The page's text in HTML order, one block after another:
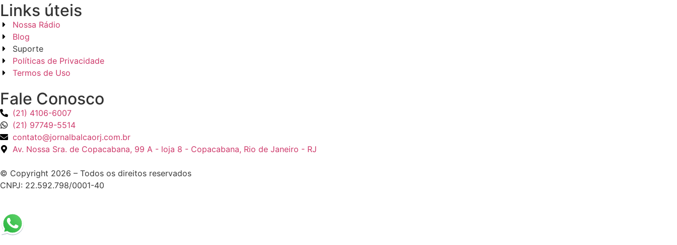
Links úteis
Nossa Rádio
Blog
Suporte
Políticas de Privacidade
Termos de Uso
Fale Conosco
(21) 4106-6007
(21) 97749-5514
contato@jornalbalcaorj.com.br
Av. Nossa Sra. de Copacabana, 99 A - loja 8 - Copacabana, Rio de Janeiro - RJ
© Copyright 2026 – Todos os direitos reservados
CNPJ: 22.592.798/0001-40